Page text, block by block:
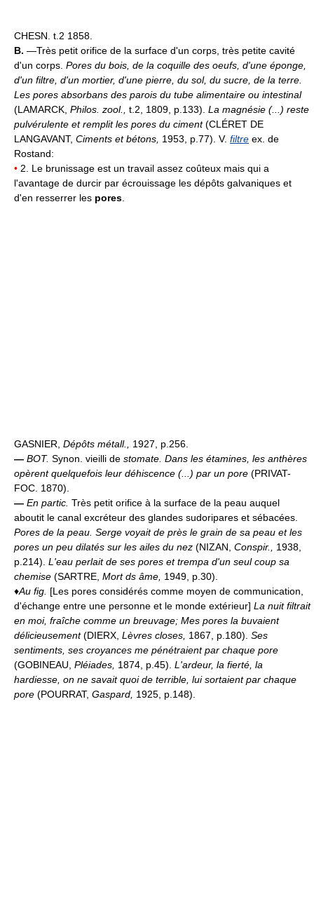
CHESN. t.2 1858.
B. —Très petit orifice de la surface d'un corps, très petite cavité
d'un corps. Pores du bois, de la coquille des oeufs, d'une éponge,
d'un filtre, d'un mortier, d'une pierre, du sol, du sucre, de la terre.
Les pores absorbans des parois du tube alimentaire ou intestinal
(LAMARCK, Philos. zool., t.2, 1809, p.133). La magnésie (...) reste
pulvérulente et remplit les pores du ciment(CLÉRET DE
LANGAVANT, Ciments et bétons, 1953, p.77). V. filtre ex. de
Rostand:
• 2. Le brunissage est un travail assez coûteux mais qui a
l'avantage de durcir par écrouissage les dépôts galvaniques et
d'en resserrer les pores
GASNIER, Dépôts métall., 1927, p.256.
— BOT. Synon. vieilli de stomate. Dans les étamines, les anthères
opèrent quelquefois leur déhiscence (...) par un pore (PRIVAT-
FOC. 1870).
— En partic. Très petit orifice à la surface de la peau auquel
aboutit le canal excréteur des glandes sudoripares et sébacées.
Pores de la peau. Serge voyait de près le grain de sa peau et les
pores un peu dilatés sur les ailes du nez (NIZAN, Conspir., 1938,
p.214). L'eau perlait de ses pores et trempa d'un seul coup sa
chemise (SARTRE, Mort ds âme, 1949, p.30).
♦Au fig. [Les pores considérés comme moyen de communication,
d'échange entre une personne et le monde extérieur] La nuit filtrait
en moi, fraîche comme un breuvage; Mes pores la buvaient
délicieusement(DIERX, Lèvres closes, 1867, p.180). Ses
sentiments, ses croyances me pénétraient par chaque pore
(GOBINEAU, Pléiades, 1874, p.45). L'ardeur, la fierté, la
hardiesse, on ne savait quoi de terrible, lui sortaient par chaque
pore (POURRAT, Gaspard, 1925, p.148).